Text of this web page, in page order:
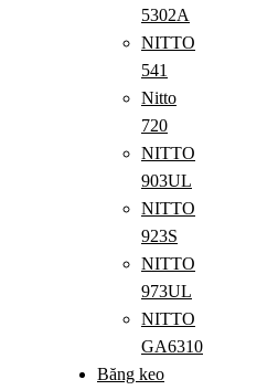
5302A
NITTO
541
Nitto
720
NITTO
903UL
NITTO
923S
NITTO
973UL
NITTO
GA6310
Băng keo